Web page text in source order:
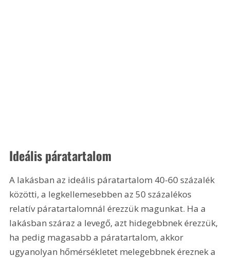
Ideális páratartalom
A lakásban az ideális páratartalom 40-60 százalék
közötti, a legkellemesebben az 50 százalékos
relatív páratartalomnál érezzük magunkat. Ha a
lakásban száraz a levegő, azt hidegebbnek érezzük,
ha pedig magasabb a páratartalom, akkor
ugyanolyan hőmérsékletet melegebbnek éreznek a